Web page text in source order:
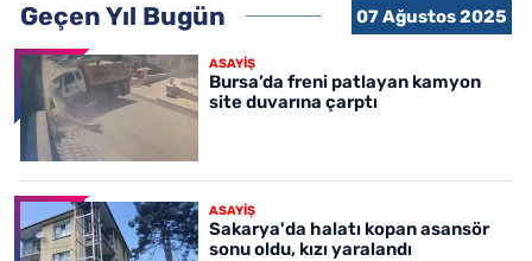
Geçen Yıl Bugün 07 Ağustos 2025
ASAYİŞ
Bursa’da freni patlayan kamyon
site duvarına çarptı
ASAYİŞ
Sakarya'da halatı kopan asansör
sonu oldu, kızı yaralandı